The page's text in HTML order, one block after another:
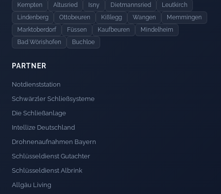
Kempten
Altusried Isny Dietmannsried
Leutkirch
Lindenberg
Ottobeuren Kißlegg Wangen
Memmingen
Marktoberdorf
Füssen Kaufbeuren
Mindelheim
Bad Wörishofen
Buchloe
PARTNER
Notdienststation
Schwärzler Schließsysteme
Die Schließanlage
Intellize Deutschland
Drohnenaufnahmen Bayern
Schlüsseldienst Gutachter
Schlüsseldienst Albrink
Allgäu Living